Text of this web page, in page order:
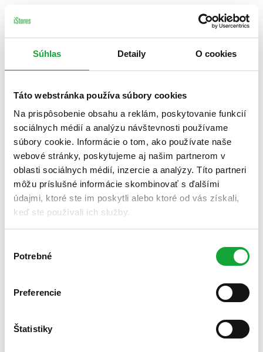
Súhlas Detaily O cookies
Táto webstránka používa súbory cookies
Na prispôsobenie obsahu a reklám, poskytovanie funkcií
sociálnych médií a analýzu návštevnosti používame
súbory cookie. Informácie o tom, ako používate naše
webové stránky, poskytujeme aj našim partnerom v
oblasti sociálnych médií, inzercie a analýzy. Títo partneri
môžu príslušné informácie skombinovať s ďalšími
údajmi, ktoré ste im poskytli alebo ktoré od vás získali,
keď ste používali ich služby.
súhlasu
Potrebné
Preferencie
Štatistiky